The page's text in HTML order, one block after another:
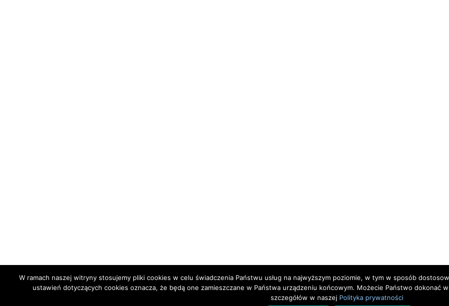
W ramach naszej witryny stosujemy pliki cookies w celu świadczenia Państwu usług na najwyższym poziomie, w tym w sposób
ustawień dotyczących cookies oznacza, że będą one zamieszczane w Państwa urządzeniu końcowym. Możecie Państwo dokonać
szczegółów w naszej Polityka prywatności